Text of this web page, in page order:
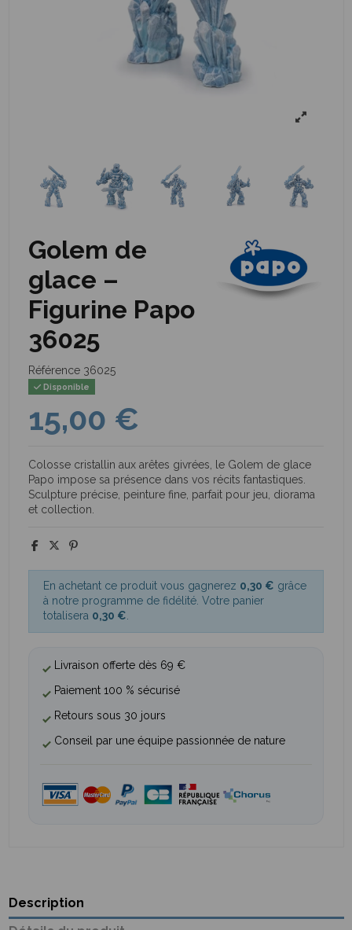
Golem de
glace –
Figurine Papo
36025
Référence 36025
Disponible
15,00 €
Colosse cristallin aux arêtes givrées, le Golem de glace
Papo impose sa présence dans vos récits fantastiques.
Sculpture précise, peinture fine, parfait pour jeu, diorama
et collection.
En achetant ce produit vous gagnerez 0,30 € grâce
à notre programme de fidélité. Votre panier
totalisera 0,30 €.
Livraison offerte dès 69 €
Paiement 100 % sécurisé
Retours sous 30 jours
Conseil par une équipe passionnée de nature
Description